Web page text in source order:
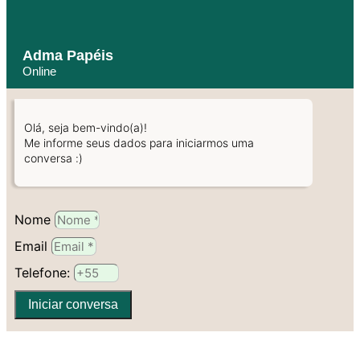
Adma Papéis
Online
Olá, seja bem-vindo(a)!
Me informe seus dados para iniciarmos uma
conversa :)
Nome
Email
Telefone:
Iniciar conversa